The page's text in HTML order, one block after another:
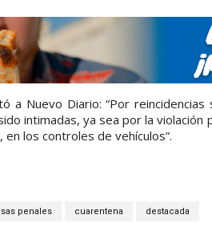
a Nuevo Diario: “Por
intimadas, ya sea por la violación
los controles de vehículos”.
penales cuarentena destacada